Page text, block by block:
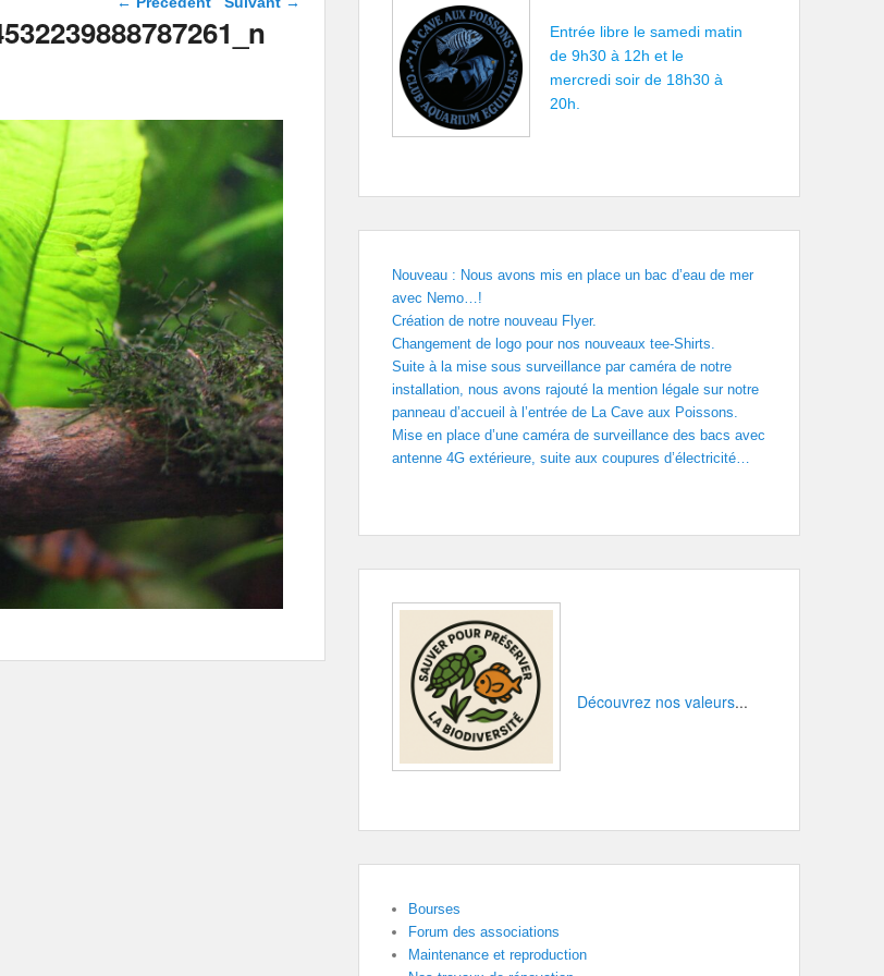
Entrée libre le samedi matin
de 9h30 à 12h et le
mercredi soir de 18h30 à
20h.
Nouveau : Nous avons mis en place un bac d’eau de mer
avec Nemo…!
Création de notre nouveau Flyer.
Changement de logo pour nos nouveaux tee-Shirts.
Suite à la mise sous surveillance par caméra de notre
installation, nous avons rajouté la mention légale sur notre
panneau d’accueil à l’entrée de La Cave aux Poissons.
Mise en place d’une caméra de surveillance des bacs avec
antenne 4G extérieure, suite aux coupures d’électricité…
Découvrez nos valeurs...
Bourses
Forum des associations
Maintenance et reproduction